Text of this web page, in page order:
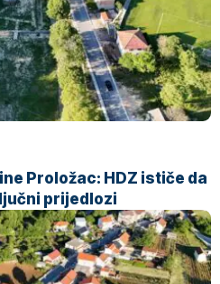
Proložac: HDZ ističe da
prijedlozi